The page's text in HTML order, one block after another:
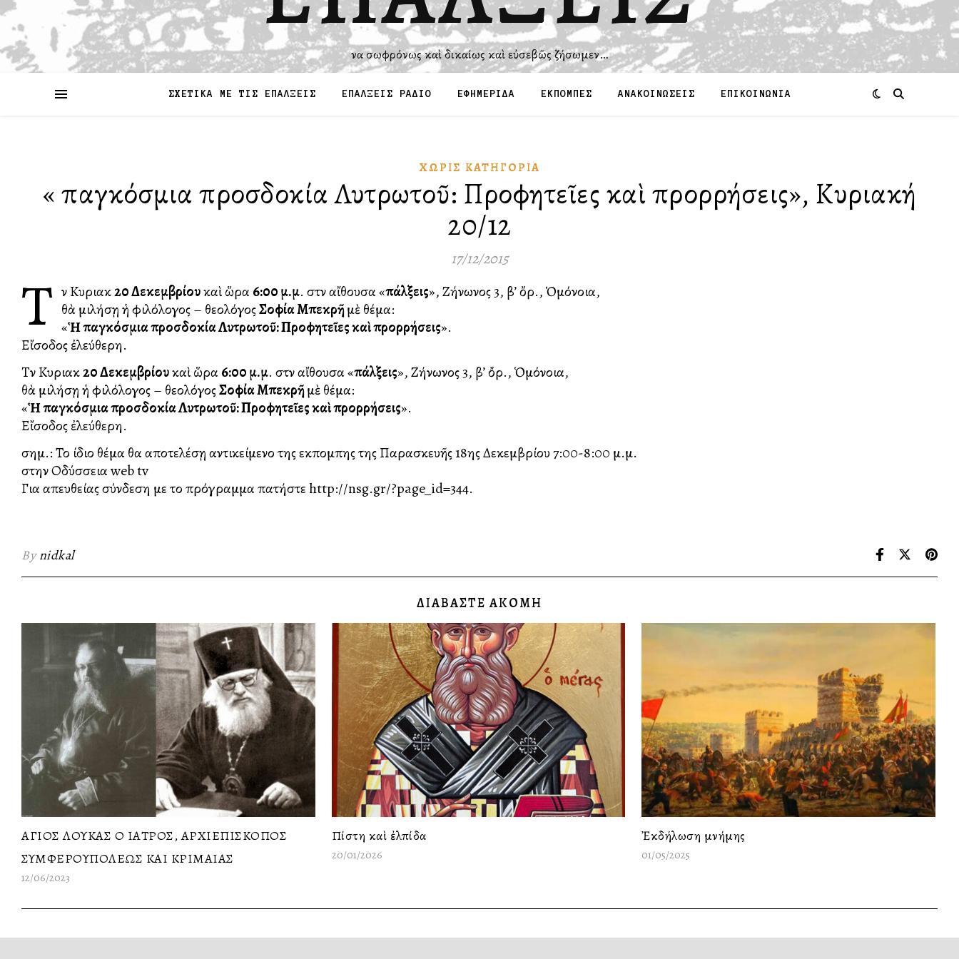
Ἵνα σωφρόνως καὶ δικαίως καὶ εὐσεβῶς ζήσωμεν…
ΣΧΕΤΙΚΑ ΜΕ ΤΙΣ ΕΠΑΛΞΕΙΣ ΕΠΑΛΞΕΙΣ ΡΑΔΙΟ ΕΦΗΜΕΡΙΔΑ ΕΚΠΟΜΠΕΣ ΑΝΑΚΟΙΝΩΣΕΙΣ ΕΠΙΚΟΙΝΩΝΙΑ
ΧΩΡΊΣ ΚΑΤΗΓΟΡΊΑ
«Ἡ παγκόσμια προσδοκία Λυτρωτοῦ: Προφητεῖες καὶ προρρήσεις», Κυριακή
20/12
17/12/2015
T ὴν Κυριακὴ20 Δεκεμβρίουκαὶ ὥρα 6:00 μ.μ. στὴν αἴθουσα «Ἐπάλξεις», Ζήνωνος 3, β’ ὄρ., Ὁμόνοια,
θὰ μιλήσῃ ἡ φιλόλογος – θεολόγοςΣοφία Μπεκρῆμὲ θέμα:
«Ἡ παγκόσμια προσδοκία Λυτρωτοῦ: Προφητεῖες καὶ προρρήσεις».
Εἴσοδος ἐλεύθερη.
Tὴν Κυριακὴ20 Δεκεμβρίουκαὶ ὥρα 6:00 μ.μ. στὴν αἴθουσα «Ἐπάλξεις», Ζήνωνος 3, β’ ὄρ., Ὁμόνοια,
θὰ μιλήσῃ ἡ φιλόλογος – θεολόγοςΣοφία Μπεκρῆμὲ θέμα:
«Ἡ παγκόσμια προσδοκία Λυτρωτοῦ: Προφητεῖες καὶ προρρήσεις».
Εἴσοδος ἐλεύθερη.
σημ.: Το ίδιο θέμα θα αποτελέσῃ αντικείμενο της εκπομπης της Παρασκευῆς 18ης Δεκεμβρίου 7:00-8:00 μ.μ.
στην Οδύσσεια web tv
Για απευθείας σύνδεση με το πρόγραμμα πατήστε http://nsg.gr/?page_id=344.
Bynidkal
ΔΙΑΒΑΣΤΕ ΑΚΟΜΗ
ΑΓΙΟΣ ΛΟΥΚΑΣ Ο ΙΑΤΡΟΣ, ΑΡΧΙΕΠΙΣΚΟΠΟΣ
ΣΥΜΦΕΡΟΥΠΟΛΕΩΣ ΚΑΙ ΚΡΙΜΑΙΑΣ
12/06/2023
Πίστη καὶ ἐλπίδα
20/01/2026
Ἐκδήλωση μνήμης
01/05/2025